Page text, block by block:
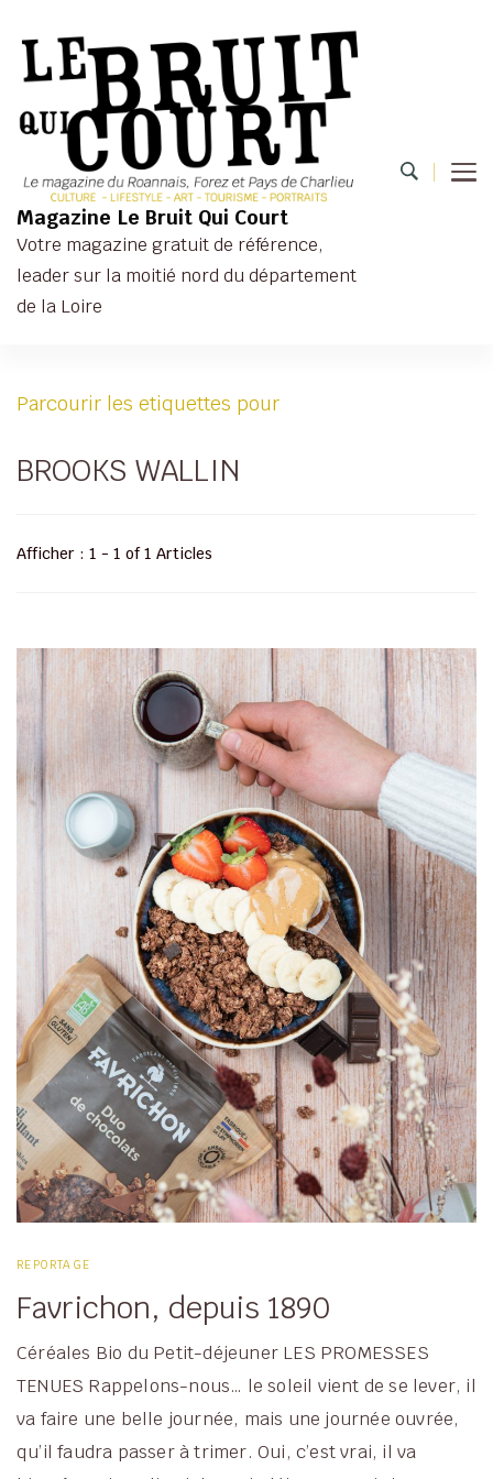
Magazine Le Bruit Qui Court
Votre magazine gratuit de référence,
leader sur la moitié nord du département
de la Loire
Parcourir les etiquettes pour
BROOKS WALLIN
Afficher : 1 - 1 of 1 Articles
REPORTAGE
Favrichon, depuis 1890
Céréales Bio du Petit-déjeuner LES PROMESSES
TENUES Rappelons-nous… le soleil vient de se lever, il
va faire une belle journée, mais une journée ouvrée,
qu’il faudra passer à trimer. Oui, c’est vrai, il va